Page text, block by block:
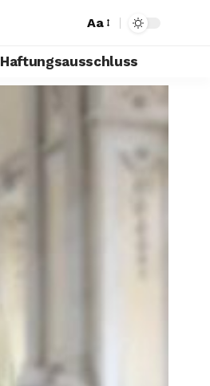
Aa
Haftungsausschluss